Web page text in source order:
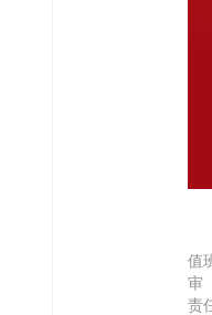
值
审
责